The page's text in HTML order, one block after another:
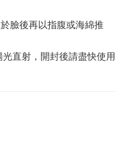
臉後再以指腹或海綿推
直射，開封後請盡快使用